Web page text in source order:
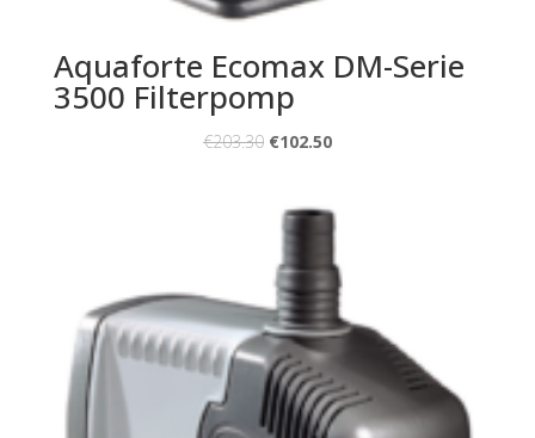
Aquaforte Ecomax DM-Serie
3500 Filterpomp
€203.30 €102.50